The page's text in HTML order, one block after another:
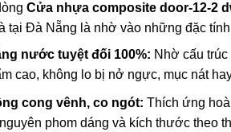
Cửa nhựa composite door-12-2
tại Đà Nẵng là nhờ vào những đặc
nước tuyệt đối 100%: Nhờ cấu
cao, không lo bị nở ngực, mục nát
cong vênh, co ngót: Thích ứng
phom dáng và kích thước theo